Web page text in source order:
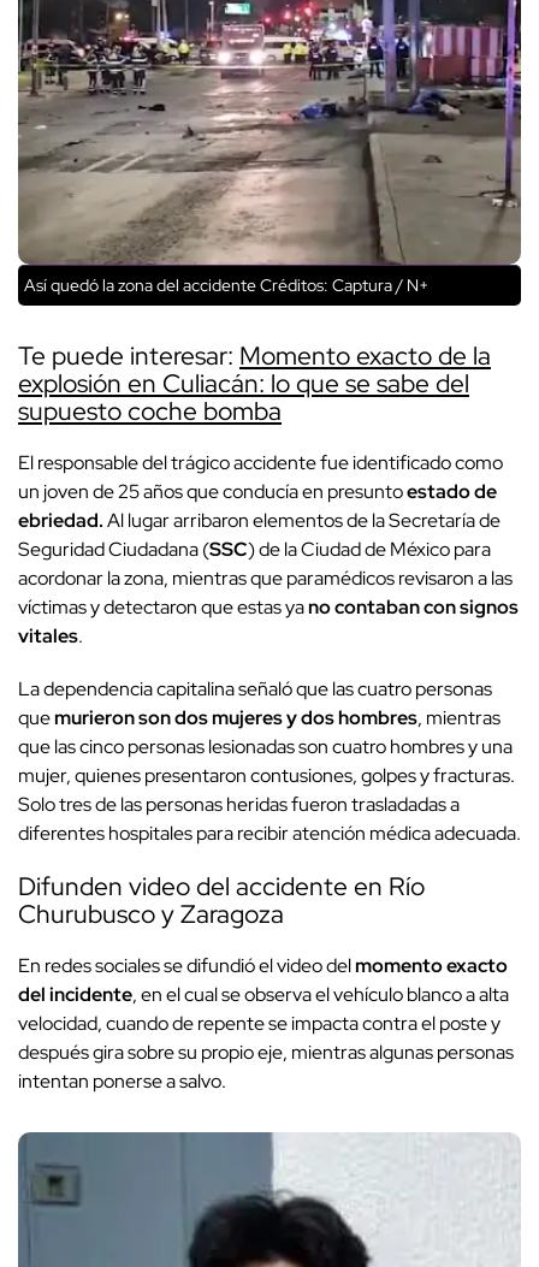
Así quedó la zona del accidenteCréditos: Captura / N+
Te puede interesar: Momento exacto de la
explosión en Culiacán: lo que se sabe del
supuesto coche bomba
El responsable del trágico accidente fue identificado como
un joven de 25 años que conducía en presuntoestado de
ebriedad.Al lugar arribaron elementos de la Secretaría de
Seguridad Ciudadana (SSC) de la Ciudad de México para
acordonar la zona, mientras que paramédicos revisaron a las
víctimas y detectaron que estas yano contaban con signos
vitales.
La dependencia capitalina señaló que las cuatro personas
quemurieron son dos mujeres y dos hombres, mientras
que las cinco personas lesionadas son cuatro hombres y una
mujer, quienes presentaron contusiones, golpes y fracturas.
Solo tres de las personas heridas fueron trasladadas a
diferentes hospitales para recibir atención médica adecuada.
Difunden video del accidente en Río
Churubusco y Zaragoza
En redes sociales se difundió el video delmomento exacto
del incidente, en el cual se observa el vehículo blanco a alta
velocidad, cuando de repente se impacta contra el poste y
después gira sobre su propio eje, mientras algunas personas
intentan ponerse a salvo.